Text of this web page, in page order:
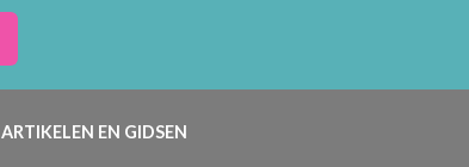
ARTIKELEN EN GIDSEN